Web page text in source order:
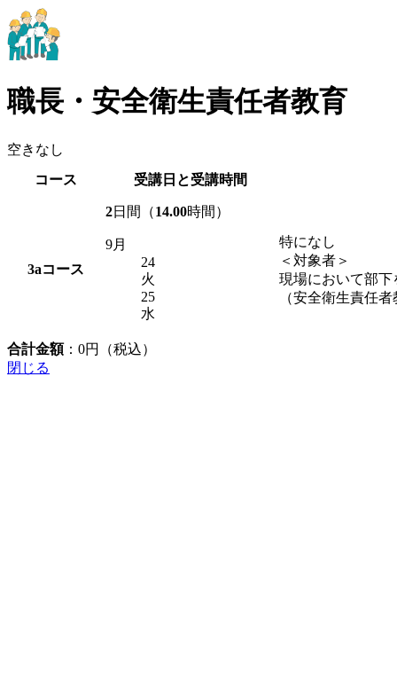
職長・安全衛生責任者教育
空きなし
コース
受講日と受講時間
3aコース
2日間（14.00時間）
9月
24
火
25
水
特になし
＜対象者＞
現場において部
（安全衛生責任
合計金額： 0円（税込）
閉じる